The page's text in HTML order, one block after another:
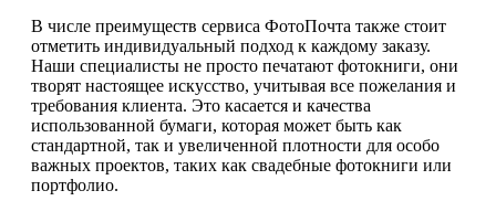
В числе преимуществ сервиса ФотоПочта также стоит
отметить индивидуальный подход к каждому заказу.
Наши специалисты не просто печатают фотокниги, они
творят настоящее искусство, учитывая все пожелания и
требования клиента. Это касается и качества
использованной бумаги, которая может быть как
стандартной, так и увеличенной плотности для особо
важных проектов, таких как свадебные фотокниги или
портфолио.